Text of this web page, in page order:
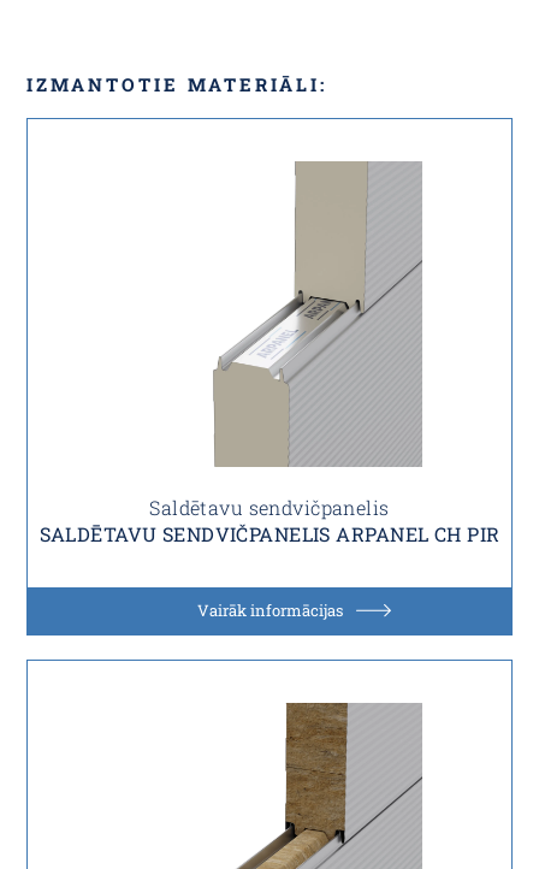
IZMANTOTIE MATERIĀLI:
Saldētavu sendvičpanelis
SALDĒTAVU SENDVIČPANELIS ARPANEL CH PIR
Vairāk informācijas